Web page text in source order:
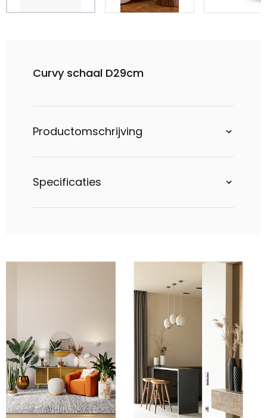
Curvy schaal D29cm
Productomschrijving
Specificaties